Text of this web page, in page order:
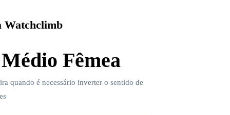
Watchclimb
Fêmea
quando é necessário inverter o sentido de